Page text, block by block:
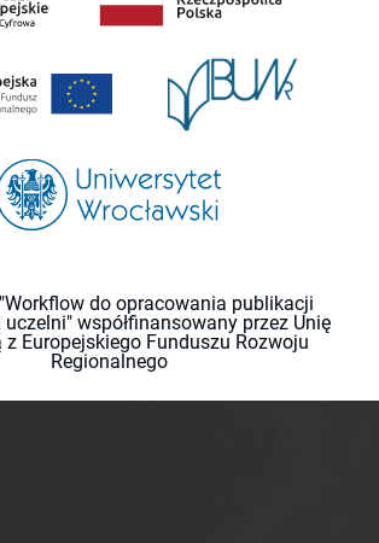
do opracowania publikacji
współfinansowany przez Unię
z Europejskiego Funduszu Rozwoju
Regionalnego